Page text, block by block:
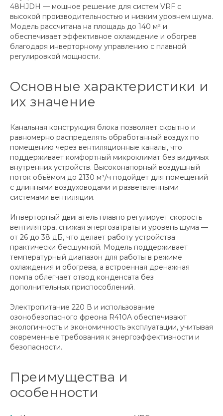
48HJDH — мощное решение для систем VRF с
высокой производительностью и низким уровнем шума.
Модель рассчитана на площадь до 140 м² и
обеспечивает эффективное охлаждение и обогрев
благодаря инверторному управлению с плавной
регулировкой мощности.
Основные характеристики и
их значение
Канальная конструкция блока позволяет скрытно и
равномерно распределять обработанный воздух по
помещению через вентиляционные каналы, что
поддерживает комфортный микроклимат без видимых
внутренних устройств. Высоконапорный воздушный
поток объёмом до 2130 м³/ч подойдет для помещений
с длинными воздуховодами и разветвленными
системами вентиляции.
Инверторный двигатель плавно регулирует скорость
вентилятора, снижая энергозатраты и уровень шума —
от 26 до 38 дБ, что делает работу устройства
практически бесшумной. Модель поддерживает
температурный диапазон для работы в режиме
охлаждения и обогрева, а встроенная дренажная
помпа облегчает отвод конденсата без
дополнительных приспособлений.
Электропитание 220 В и использование
озонобезопасного фреона R410A обеспечивают
экологичность и экономичность эксплуатации, учитывая
современные требования к энергоэффективности и
безопасности.
Преимущества и
особенности